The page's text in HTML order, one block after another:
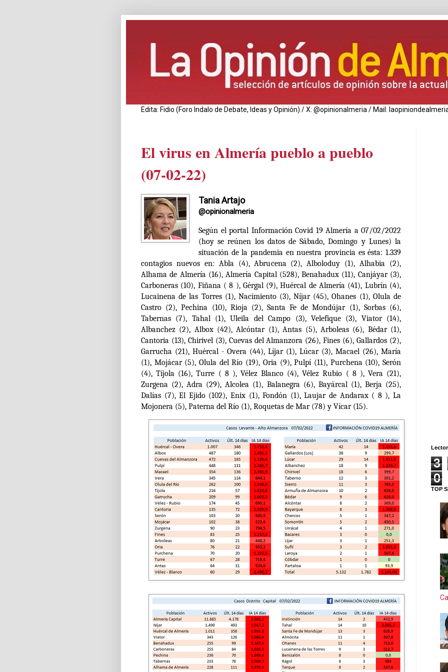
Edita: Fidio (Foro Indalo de Debate, Ideas y Opinión) / X: @opinionalmeria / Mail:
El virus en Almería pueblo a pueblo
(07-02-22)
Tania Artajo
@opinionalmeria
Según el portal Información Covid 19 Almería a 07/02/2022
(hoy se reúnen los datos de Sábado, Domingo y Lunes) la
situación de la pandemia en nuestra provincia es ésta: 1.339
contagios nuevos en: Abla (4), Abrucena (2), Alboloduy (1), Alhabia (2),
Alhama de Almería (16), Almería Capital (528), Benahadux (11), Canjáyar (3),
Carboneras (10), Fiñana ( 8 ), Gérgal (9), Huércal de Almería (41), Lubrín (4),
Lucainena de las Torres (1), Nacimiento (3), Níjar (45), Ohanes (1), Olula de
Castro (2), Pechina (10), Rioja (2), Santa Fe de Mondújar (1), Sorbas (6),
Tabernas (7), Tahal (1), Uleila del Campo (3), Velefique (3), Viator (14),
Albanchez (2), Albox (42), Alcóntar (1), Antas (5), Arboleas (6), Bédar (1),
Cantoria (13), Chirivel (3), Cuevas del Almanzora (26), Fines (6), Gallardos (2),
Garrucha (21), Huércal - Overa (44), Líjar (1), Lúcar (3), Macael (26), María
(1), Mojácar (5), Olula del Río (19), Oria (9), Pulpí (11), Purchena (10), Serón
(4), Tíjola (16), Turre ( 8 ), Vélez Blanco (4), Vélez Rubio ( 8 ), Vera (21),
Zurgena (2), Adra (29), Alcolea (1), Balanegra (6), Bayárcal (1), Berja (25),
Dalías (7), El Ejido (102), Enix (1), Fondón (1), Laujar de Andarax ( 8 ), La
Mojonera (5), Paterna del Río (1), Roquetas de Mar (78) y Vícar (15).
3
0
TOP